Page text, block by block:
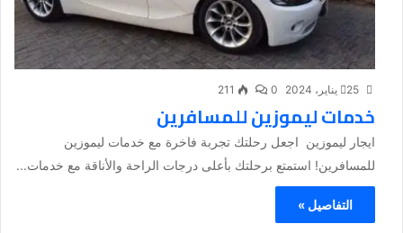
25 يناير، 2024 0
211
خدمات ليموزين للمسافرين
ايجار ليموزين اجعل رحلتك تجربة فاخرة مع خدمات ليموزين
للمسافرين! استمتع برحلتك بأعلى درجات الراحة والأناقة مع خدمات...
التفاصيل »